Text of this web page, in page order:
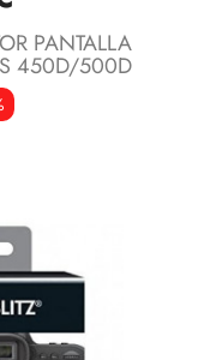
PANTALLA
450D/500D